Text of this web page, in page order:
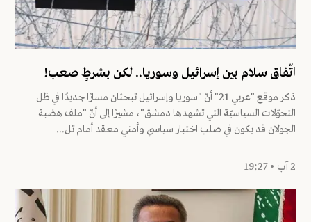
اتّفاق سلام بين إسرائيل وسوريا.. لكن بشرطٍ صعب!
ذكر موقع "عربي 21" أنّ "سوريا وإسرائيل تبحثان مسارًا جديدًا في ظل
التحوّلات السياسيّة التي تشهدها دمشق"، مشيرًا إلى أنّ "ملف هضبة
الجولان قد يكون في صلب اختبار سياسي وأمني معقد أمام تل...
2 آب • 19:27